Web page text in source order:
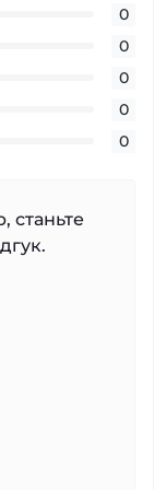
0
0
0
0
0
станьте